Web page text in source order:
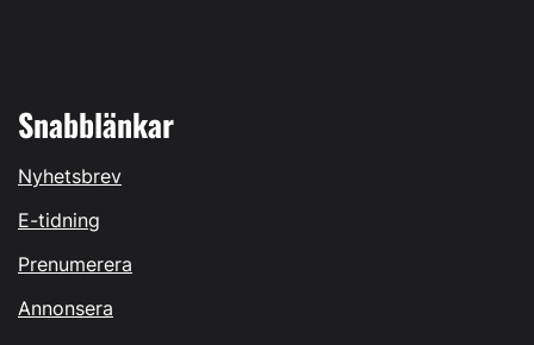
Snabblänkar
Nyhetsbrev
E-tidning
Prenumerera
Annonsera